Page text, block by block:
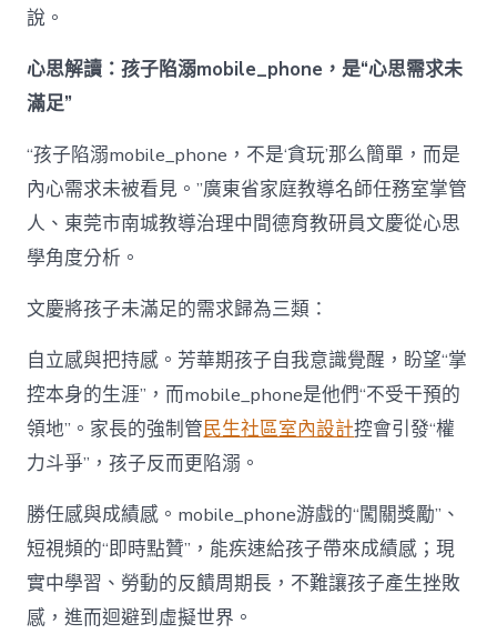
說。
心思解讀：孩子陷溺mobile_phone，是“心思需求未
滿足”
“孩子陷溺mobile_phone，不是‘貪玩’那么簡單，而是
內心需求未被看見。”廣東省家庭教導名師任務室掌管
人、東莞市南城教導治理中間德育教研員文慶從心思
學角度分析。
文慶將孩子未滿足的需求歸為三類：
自立感與把持感。芳華期孩子自我意識覺醒，盼望“掌
控本身的生涯”，而mobile_phone是他們“不受干預的
領地”。家長的強制管民生社區室內設計控會引發“權
力斗爭”，孩子反而更陷溺。
勝任感與成績感。mobile_phone游戲的“闖關獎勵”、
短視頻的“即時點贊”，能疾速給孩子帶來成績感；現
實中學習、勞動的反饋周期長，不難讓孩子產生挫敗
感，進而迴避到虛擬世界。